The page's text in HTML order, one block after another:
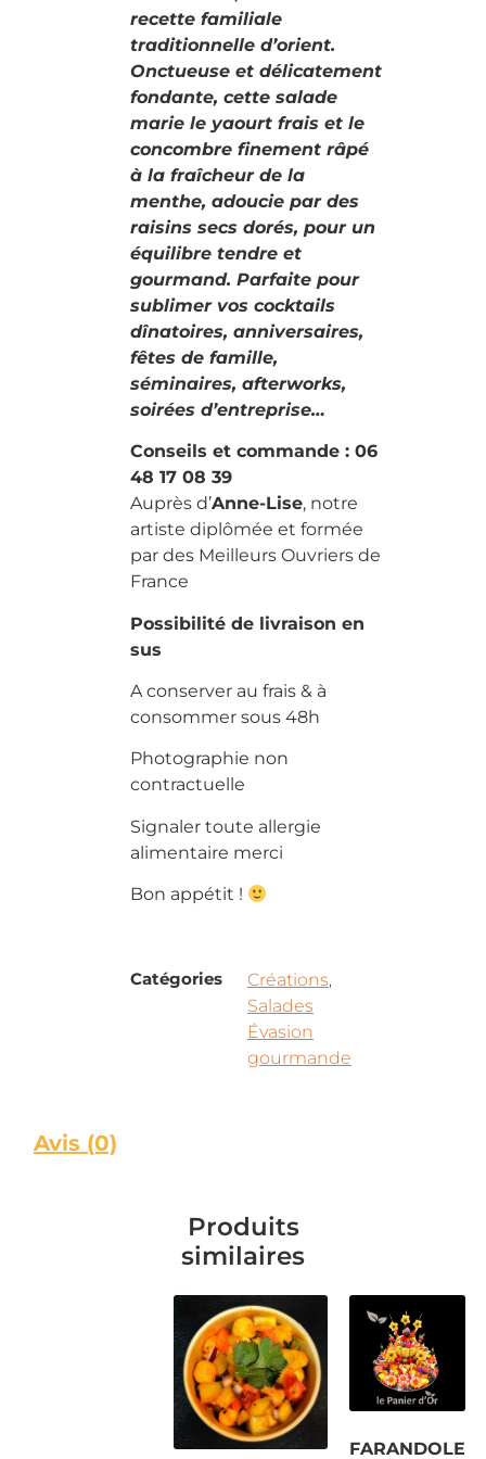
recette familiale
traditionnelle d’orient.
Onctueuse et délicatement
fondante, cette salade
marie le yaourt frais et le
concombre finement râpé
à la fraîcheur de la
menthe, adoucie par des
raisins secs dorés, pour un
équilibre tendre et
gourmand. Parfaite pour
sublimer vos cocktails
dînatoires, anniversaires,
fêtes de famille,
séminaires, afterworks,
soirées d’entreprise…
Conseils et commande : 06
48 17 08 39
Auprès d’Anne-Lise, notre
artiste diplômée et formée
par des Meilleurs Ouvriers de
France
Possibilité de livraison en
sus
A conserver au frais & à
consommer sous 48h
Photographie non
contractuelle
Signaler toute allergie
alimentaire merci
Bon appétit !
Catégories Créations
Salades
Évasion
gourmande
Avis (0)
Produits
similaires
FARANDOLE